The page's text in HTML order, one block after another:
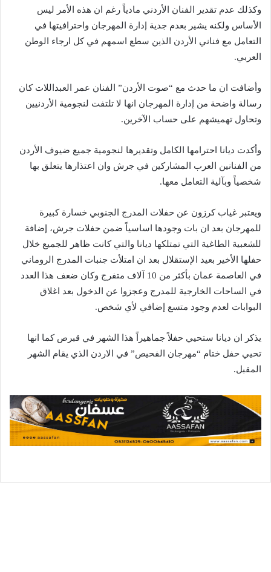
وكذلك عدم تقدير الفنان الأردني مادياً رغم ان هذه الأمر ليس
الأساس ولكنه يشير بعدم جدية إدارة المهرجان واحترافيتها في
التعامل مع فناني الأردن الذين سطع اسمهم في كل ارجاء الوطن
العربي.
وأضافت ان ما حدث مع “صوت الأردن” الفنان عمر العبداللات كان
رسالة واضحة من إدارة المهرجان انها لا تلتفت لنجومية الأردنيين
وتحاول تهميشهم على حساب الآخرين.
وأكدت ديانا احترامها الكامل وتقديرها لنجومية جميع ضيوف الأردن
من الفنانين العرب المشاركين في جرش وان اعتذارها يتعلق بها
شخصياً وبآلية التعامل معها.
ويعتبر غياب كرزون عن حفلات المدرج الجنوبي خسارة كبيرة
للمهرجان بعد ان بات وجودها اساسياً ضمن حفلات جرش، إضافة
للشعبية الطاغية التي تمتلكها ديانا والتي كانت ظاهر للجميع خلال
حفلها الأخير بعيد الإستقلال بعد ان امتلأت جنبات المدرج الروماني
في العاصمة عمان بأكثر من 10 آلاف متفرج وكان ضعف هذا العدد
في الساحات الخارجية للمدرج وعجزوا عن الدخول بعد اغلاق
البوابات لعدم وجود متسع إضافي لأي شخص.
يذكر ان ديانا ستحيي حفلاً جماهيراً هذا الشهر في قبرص كما انها
تحيي حفل ختام “مهرجان الفحيص” في الاردن الذي يقام الشهر
المقبل.